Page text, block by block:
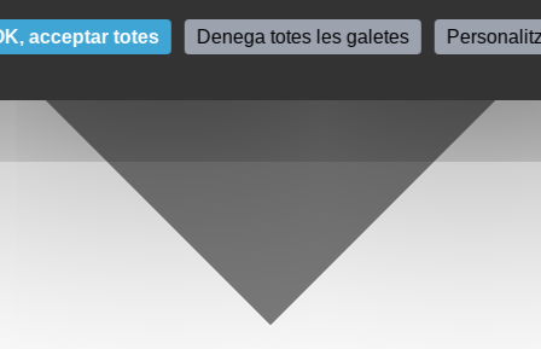
acceptar totes Denega totes les galetes